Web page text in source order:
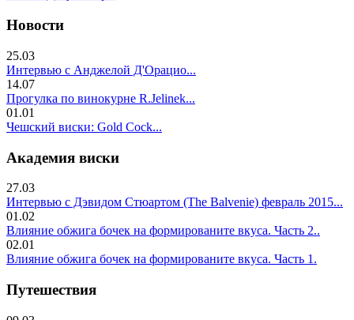
Новости
25.03
Интервью с Анджелой Д'Орацио...
14.07
Прогулка по винокурне R.Jelinek...
01.01
Чешский виски: Gold Cock...
Академия виски
27.03
Интервью с Дэвидом Стюартом (The Balvenie) февраль 2015...
01.02
Влияние обжига бочек на формированите вкуса. Часть 2..
02.01
Влияние обжига бочек на формированите вкуса. Часть 1.
Путешествия